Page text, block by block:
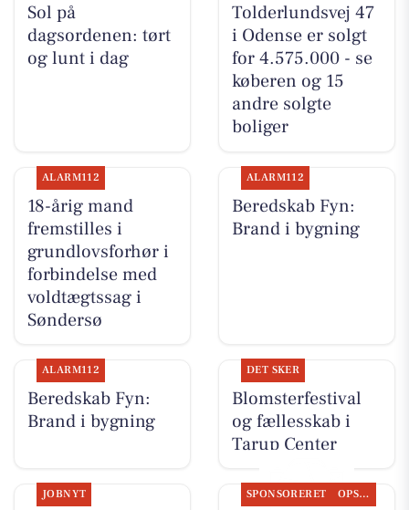
Sol på
dagsordenen: tørt
og lunt i dag
Tolderlundsvej 47
i Odense er solgt
for 4.575.000 - se
køberen og 15
andre solgte
boliger
ALARM112
18-årig mand
fremstilles i
grundlovsforhør i
forbindelse med
voldtægtssag i
Søndersø
ALARM112
Beredskab Fyn:
Brand i bygning
ALARM112
Beredskab Fyn:
Brand i bygning
DET SKER
Blomsterfestival
og fællesskab i
Tarup Center
JOBNYT SPONSORERET OPSLAGSTAVLEN